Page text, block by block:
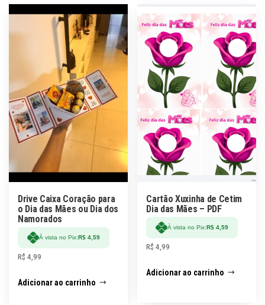
Drive Caixa Coração para
o Dia das Mães ou Dia dos
Namorados
À vista no Pix: R$ 4,59
R$ 4,99
Adicionar ao carrinho
Cartão Xuxinha de Cetim
Dia das Mães – PDF
À vista no Pix: R$ 4,59
R$ 4,99
Adicionar ao carrinho